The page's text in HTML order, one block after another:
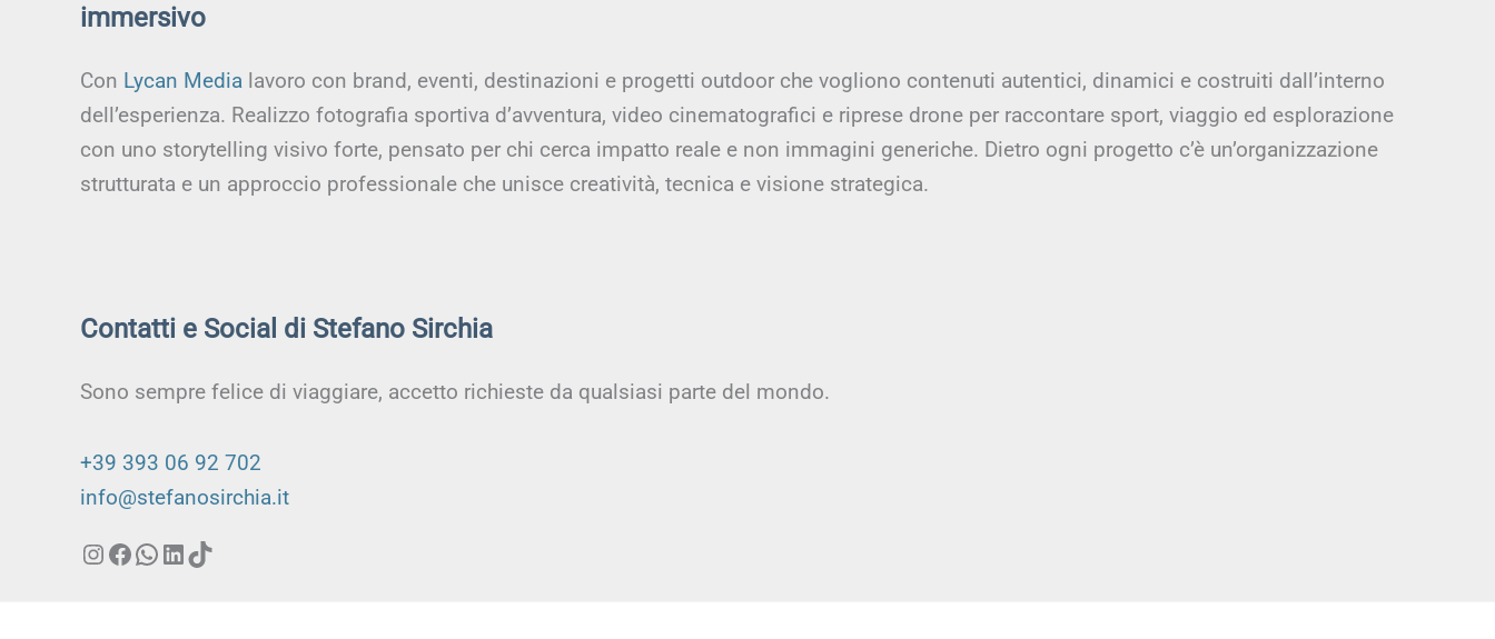
immersivo
Con Lycan Media lavoro con brand, eventi, destinazioni e progetti outdoor che vogliono contenuti autentici, dinamici e costruiti dall’interno
dell’esperienza. Realizzo fotografia sportiva d’avventura, video cinematografici e riprese drone per raccontare sport, viaggio ed esplorazione
con uno storytelling visivo forte, pensato per chi cerca impatto reale e non immagini generiche. Dietro ogni progetto c’è un’organizzazione
strutturata e un approccio professionale che unisce creatività, tecnica e visione strategica.
Contatti e Social di Stefano Sirchia
Sono sempre felice di viaggiare, accetto richieste da qualsiasi parte del mondo.
+39 393 06 92 702
info@stefanosirchia.it